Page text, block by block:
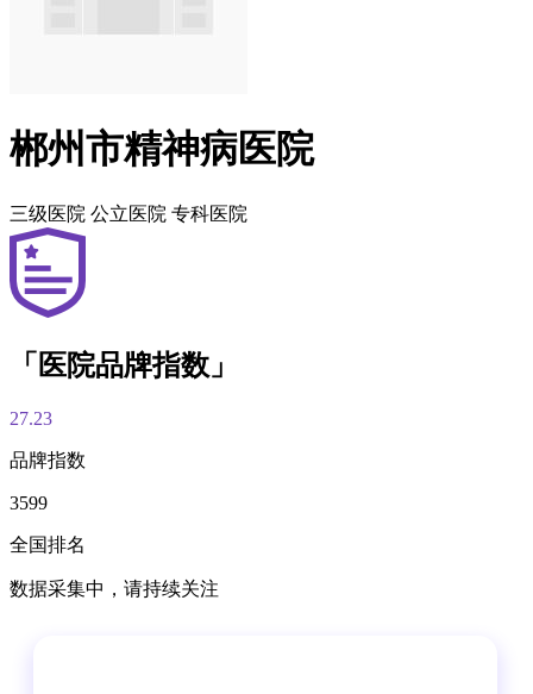
郴州市精神病医院
三级医院 公立医院 专科医院
「医院品牌指数」
27.23
品牌指数
3599
全国排名
数据采集中，请持续关注